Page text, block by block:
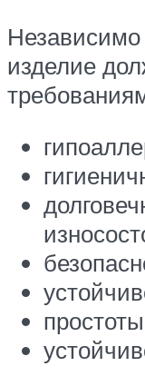
Независимо
изделие